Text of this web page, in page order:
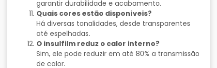
garantir durabilidade e acabamento.
Quais cores estão disponíveis?
Há diversas tonalidades, desde transparentes
até espelhadas.
O insulfilm reduz o calor interno?
Sim, ele pode reduzir em até 80% a transmissão
de calor.